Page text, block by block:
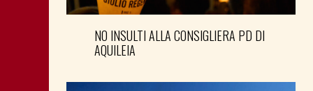
NO INSULTI ALLA CONSIGLIERA PD DI
AQUILEIA